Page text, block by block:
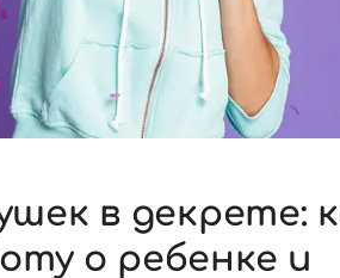
в декрете:
о ребенке и